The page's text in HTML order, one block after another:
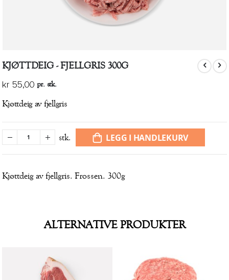
til
av
bildegalleri
KJØTTDEIG - FJELLGRIS 300G
kr 55,00 pr. stk.
Kjøttdeig av fjellgris
stk. LEGG I HANDLEKURV
Kjøttdeig av fjellgris. Frossen. 300g
ALTERNATIVE PRODUKTER